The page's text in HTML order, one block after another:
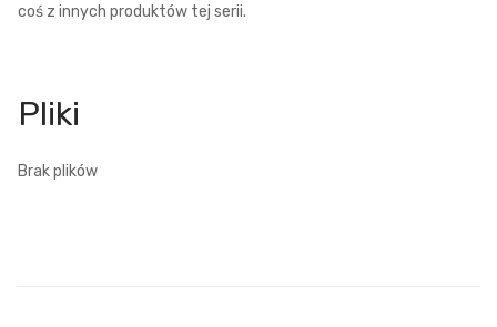
coś z innych produktów tej serii.
Brak plików